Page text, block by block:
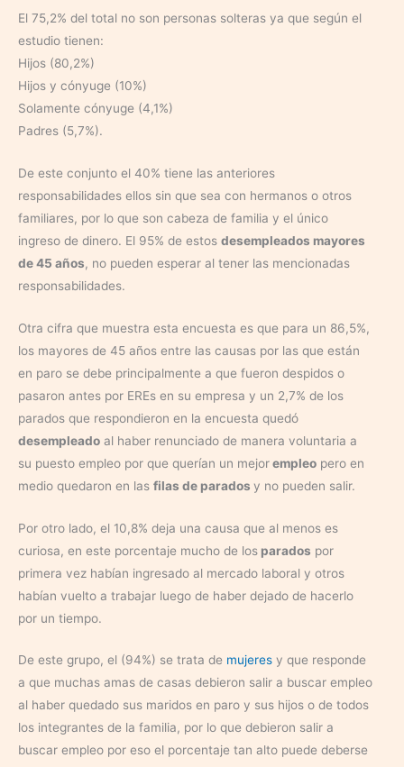
El 75,2% del total no son personas solteras ya que según el
estudio tienen:
Hijos (80,2%)
Hijos y cónyuge (10%)
Solamente cónyuge (4,1%)
Padres (5,7%).
De este conjunto el 40% tiene las anteriores
responsabilidades ellos sin que sea con hermanos o otros
familiares, por lo que son cabeza de familia y el único
ingreso de dinero. El 95% de estos desempleados mayores
de 45 años, no pueden esperar al tener las mencionadas
responsabilidades.
Otra cifra que muestra esta encuesta es que para un 86,5%,
los mayores de 45 años entre las causas por las que están
en paro se debe principalmente a que fueron despidos o
pasaron antes por EREs en su empresa y un 2,7% de los
parados que respondieron en la encuesta quedó
desempleado al haber renunciado de manera voluntaria a
su puesto empleo por que querían un mejorempleo pero en
medio quedaron en las filas de parados y no pueden salir.
Por otro lado, el 10,8% deja una causa que al menos es
curiosa, en este porcentaje mucho de los parados por
primera vez habían ingresado al mercado laboral y otros
habían vuelto a trabajar luego de haber dejado de hacerlo
por un tiempo.
De este grupo, el (94%) se trata de mujeres y que responde
a que muchas amas de casas debieron salir a buscar empleo
al haber quedado sus maridos en paro y sus hijos o de todos
los integrantes de la familia, por lo que debieron salir a
buscar empleo por eso el porcentaje tan alto puede deberse